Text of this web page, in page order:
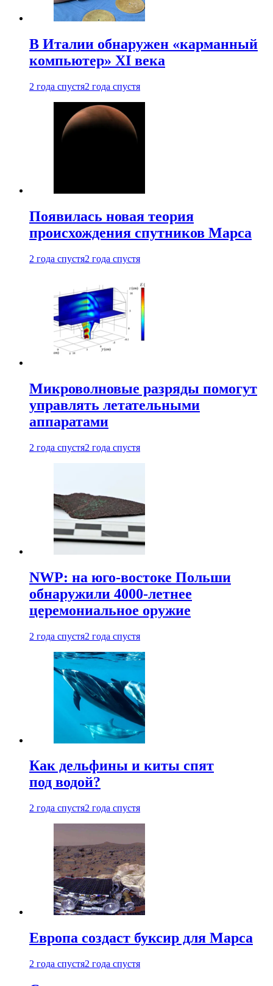
В Италии обнаружен «карманный
компьютер» XI века
2 года спустя2 года спустя
Появилась новая теория
происхождения спутников Марса
2 года спустя2 года спустя
Микроволновые разряды помогут
управлять летательными
аппаратами
2 года спустя2 года спустя
NWP: на юго-востоке Польши
обнаружили 4000-летнее
церемониальное оружие
2 года спустя2 года спустя
Как дельфины и киты спят
под водой?
2 года спустя2 года спустя
Европа создаст буксир для Марса
2 года спустя2 года спустя